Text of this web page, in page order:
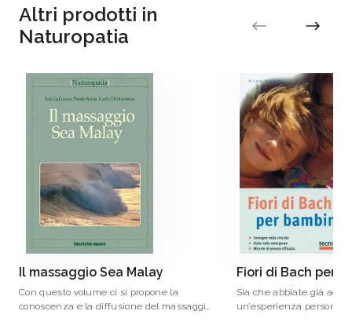
Altri prodotti in
Naturopatia
Il massaggio Sea Malay
Con questo volume ci si propone la
conoscenza e la diffusione del massaggio
Fiori di Bach per
Sia che abbiate già
un’esperienza